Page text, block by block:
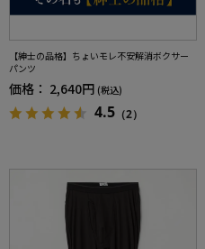
【紳士の品格】ちょいモレ不安解消ボクサー
パンツ
価格： 2,640円 (税込)
4.5 （2）